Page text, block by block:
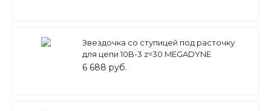
Звездочка со ступицей под расточку
для цепи 10B-3 z=30 MEGADYNE
6 688 руб.